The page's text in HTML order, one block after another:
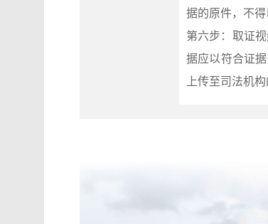
据的原件，不得
第六步：取证
据应以符合证
上传至司法机